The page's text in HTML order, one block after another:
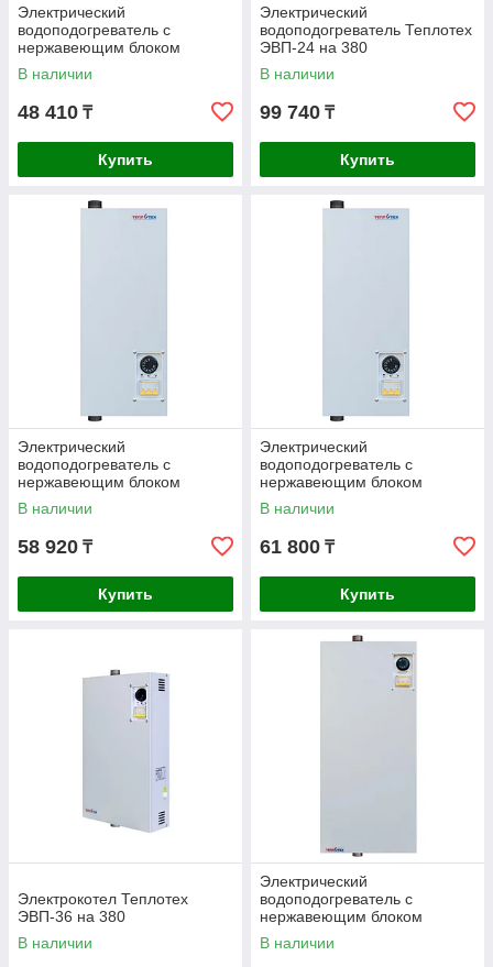
Электрический
водоподогреватель с
нержавеющим блоком
нагревателей Теплотех 220В
ЭВП-4.5Н
В наличии
48 410 ₸
Купить
Электрический
водоподогреватель Теплотех
ЭВП-24 на 380
В наличии
99 740 ₸
Купить
Электрический
водоподогреватель с
нержавеющим блоком
нагревателей Теплотех 380В
ЭВП-9Н
В наличии
58 920 ₸
Купить
Электрический
водоподогреватель с
нержавеющим блоком
нагревателей Теплотех 380В
ЭВП-12Н
В наличии
61 800 ₸
Купить
Электрокотел Теплотех
ЭВП-36 на 380
В наличии
Электрический
водоподогреватель с
нержавеющим блоком
нагревателей Теплотех 380В
ЭВП-18Н
В наличии